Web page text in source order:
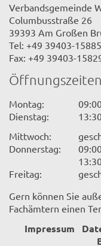
Verbandsgemeinde
Columbusstraße 26
39393 Am Großen
Tel: +49 39403-
Fax: +49 39403-
Öffnungszeiten
Montag:
Dienstag:
Mittwoch:
Donnerstag:
Freitag:
Gern können Sie
Fachämtern einen
Impressum